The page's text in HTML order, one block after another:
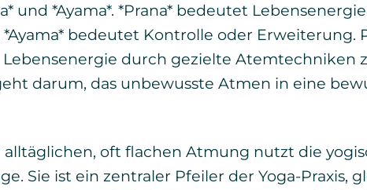
und *Ayama*. *Prana* bedeutet
bedeutet Kontrolle oder Erweiterung.
Lebensenergie durch gezielte Atemtechniken
darum, das unbewusste Atmen in eine
alltäglichen, oft flachen Atmung nutzt die
Sie ist ein zentraler Pfeiler der Yoga-Praxis,